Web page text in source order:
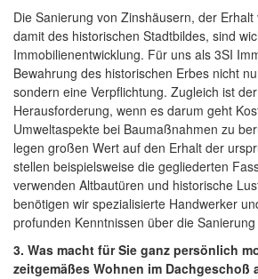
Die Sanierung von Zinshäusern, der
damit des historischen Stadtbildes, sind
Immobilienentwicklung. Für uns als 3SI
Bewahrung des historischen Erbes nicht
sondern eine Verpflichtung. Zugleich ist
Herausforderung, wenn es darum geht
Umweltaspekte bei Baumaßnahmen zu
legen großen Wert auf den Erhalt der
stellen beispielsweise die gegliederten
verwenden Altbautüren und historische
benötigen wir spezialisierte Handwerker
profunden Kenntnissen über die
3. Was macht für Sie ganz persönlich
zeitgemäßes Wohnen im Dachgeschoß